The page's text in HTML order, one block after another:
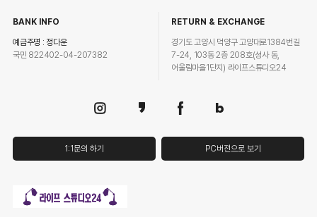
BANK INFO
예금주명 : 정다운
국민 822402-04-207382
RETURN & EXCHANGE
경기도 고양시 덕양구 고양대로1384번길
7-24, 103동 2층 208호(성사 동,
어울림마을1단지) 라이프스튜디오24
1:1문의 하기 PC버전으로 보기